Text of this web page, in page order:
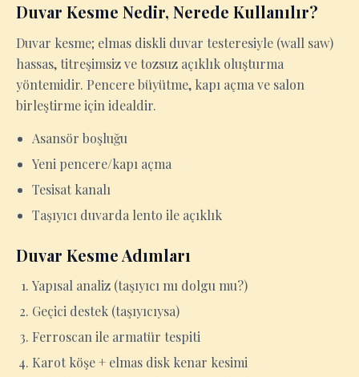
Duvar Kesme Nedir, Nerede Kullanılır?
Duvar kesme; elmas diskli duvar testeresiyle (wall saw)
hassas, titreşimsiz ve tozsuz açıklık oluşturma
yöntemidir. Pencere büyütme, kapı açma ve salon
birleştirme için idealdir.
Asansör boşluğu
Yeni pencere/kapı açma
Tesisat kanalı
Taşıyıcı duvarda lento ile açıklık
Duvar Kesme Adımları
Yapısal analiz (taşıyıcı mı dolgu mu?)
Geçici destek (taşıyıcıysa)
Ferroscan ile armatür tespiti
Karot köşe + elmas disk kenar kesimi